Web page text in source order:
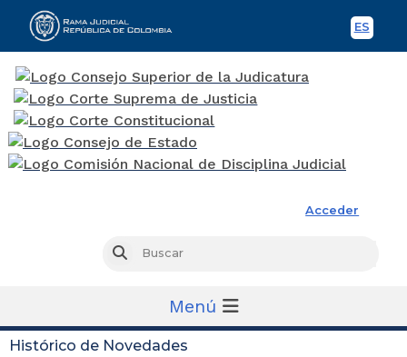
ES
Acceder
Buscar
Menú
Histórico de Novedades